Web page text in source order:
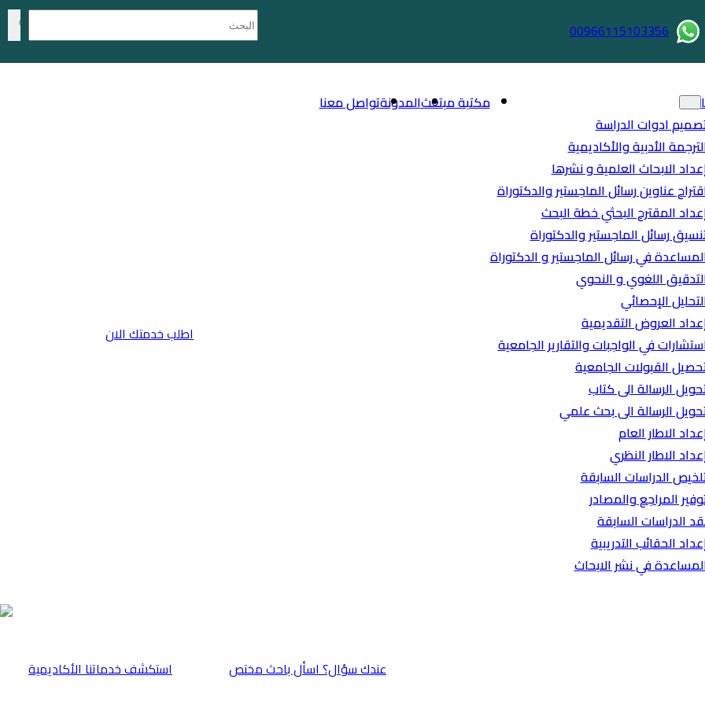
00966115103356
ادوات الدراسة
الأدبية والأكاديمية
الابحاث العلمية و نشرها
عناوين رسائل الماجستير والدكتوراة
المقترح البحثي خطة البحث
رسائل الماجستير والدكتوراة
في رسائل الماجستير و الدكتوراة
اللغوي و النحوي
الإحصائي
العروض التقديمية
في الواجبات والتقارير الجامعية
القبولات الجامعية
الرسالة الى كتاب
الرسالة الى بحث علمي
الاطار العام
الاطار النظري
الدراسات السابقة
المراجع والمصادر
الدراسات السابقة
الحقائب التدريبية
في نشر الابحاث
مكتبة مبتعثالمدونةتواصل معنا
اطلب خدمتك الان
⁠استكشف خدماتنا الأكاديمية عندك سؤال؟ اسأل باحث مختص